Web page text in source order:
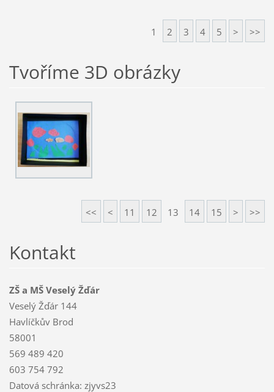
1 2 3 4 5 > >>
Tvoříme 3D obrázky
<< < 11 12 13 14 15 > >>
Kontakt
ZŠ a MŠ Veselý Žďár
Veselý Žďár 144
Havlíčkův Brod
58001
569 489 420
603 754 792
Datová schránka: zjyvs23